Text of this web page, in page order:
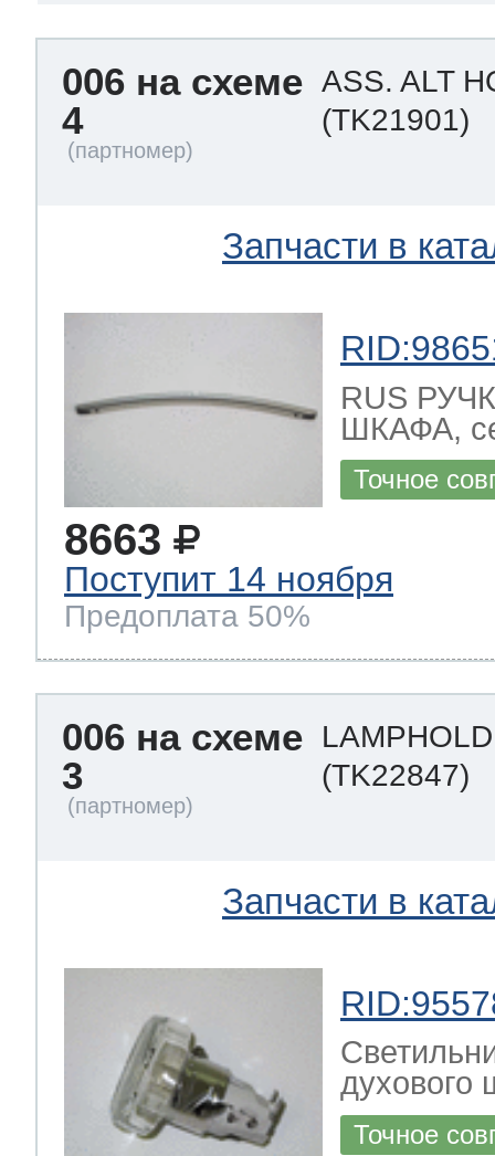
006 на схеме
4
ASS. ALT
(TK21901)
Запчасти в
RUS
ШКАФА,
Точное
8663
Поступит 14 ноября
Предоплата 50%
006 на схеме
3
(TK22847)
Запчасти в
духового
Точное